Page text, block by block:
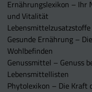
Ernährungslexikon – Ihr
und Vitalität
Lebensmittelzusatzstoffe
Gesunde Ernährung –
Wohlbefinden
Genussmittel – Genuss
Lebensmittellisten
Phytolexikon – Die Kraft